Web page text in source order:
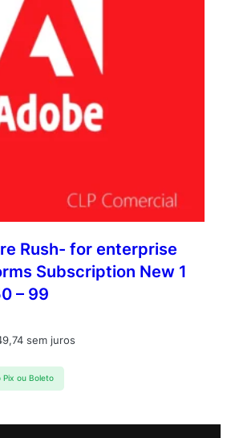
Rush- for enterprise
Subscription New 1
– 99
sem juros
Pix ou Boleto